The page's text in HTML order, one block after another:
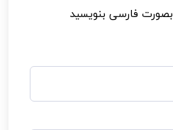
بصورت فارسی بنویسید